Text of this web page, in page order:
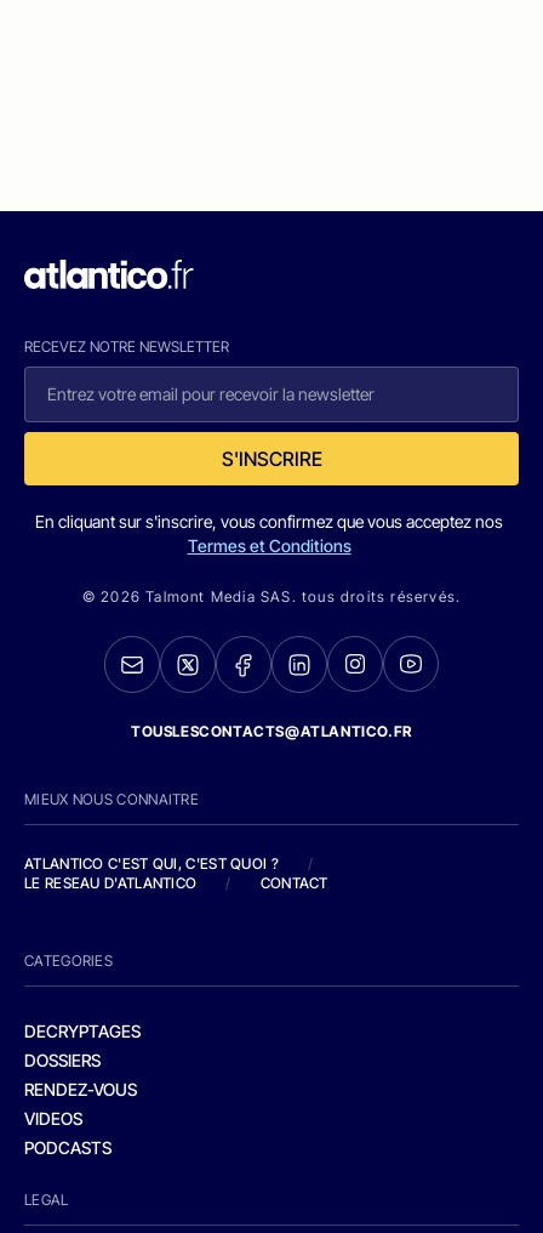
RECEVEZ NOTRE NEWSLETTER
S'INSCRIRE
En cliquant sur s'inscrire, vous confirmez que vous acceptez nos
Termes et Conditions
© 2026 Talmont Media SAS. tous droits réservés.
TOUSLESCONTACTS@ATLANTICO.FR
MIEUX NOUS CONNAITRE
ATLANTICO C'EST QUI, C'EST QUOI ?
/
LE RESEAU D'ATLANTICO
/ CONTACT
CATEGORIES
DECRYPTAGES
DOSSIERS
RENDEZ-VOUS
VIDEOS
PODCASTS
LEGAL